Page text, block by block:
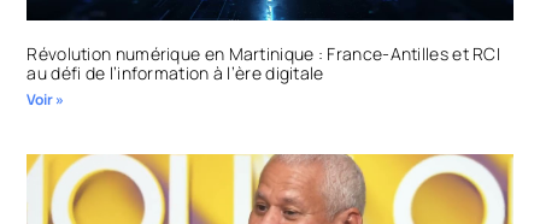
Révolution numérique en Martinique : France-Antilles et RCI
au défi de l’information à l’ère digitale
Voir »